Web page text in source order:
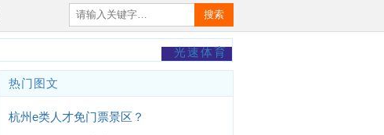
搜索
光速体育
热门图文
杭州e类人才免门票景区？